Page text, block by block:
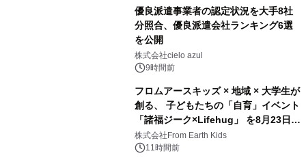
優良派遣事業者の認定状況を大手8社
分照合、優良派遣会社ランキング6選
を公開
株式会社cielo azul
9時間前
フロムアースキッズ × 地域 × 大学生が
創る、 子どもたちの「自育」イベント
「諸福ジーク×Lifehug」 を8月23日
(日)開催
株式会社From Earth Kids
11時間前